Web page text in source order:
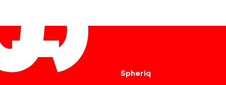
Spheriq